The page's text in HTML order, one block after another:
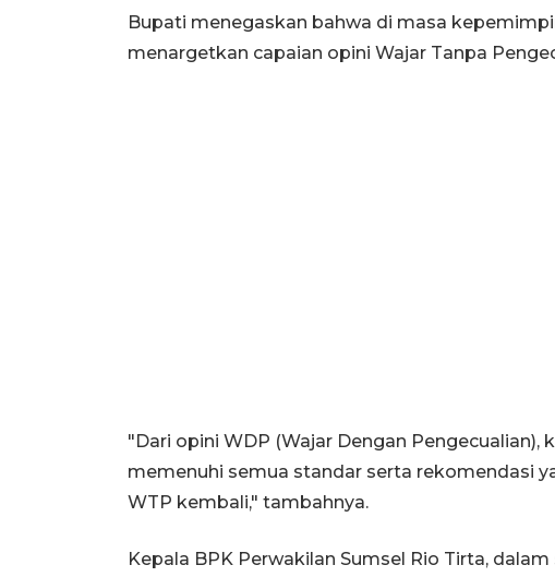
Bupati menegaskan bahwa di masa
menargetkan capaian opini Wajar Tanpa
"Dari opini WDP (Wajar Dengan
memenuhi semua standar serta rekomendasi
WTP kembali," tambahnya.
Kepala BPK Perwakilan Sumsel Rio Tirta,